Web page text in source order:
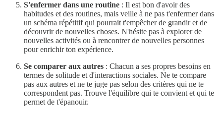
S'enfermer dans une routine : Il est bon d'avoir des
habitudes et des routines, mais veille à ne pas t'enfermer dans
un schéma répétitif qui pourrait t'empêcher de grandir et de
découvrir de nouvelles choses. N'hésite pas à explorer de
nouvelles activités ou à rencontrer de nouvelles personnes
pour enrichir ton expérience.
Se comparer aux autres : Chacun a ses propres besoins en
termes de solitude et d'interactions sociales. Ne te compare
pas aux autres et ne te juge pas selon des critères qui ne te
correspondent pas. Trouve l'équilibre qui te convient et qui te
permet de t'épanouir.